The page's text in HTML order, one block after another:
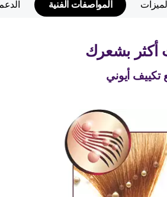
الميزات المواصفات الفنية
أكثر بشعرك
أيوني